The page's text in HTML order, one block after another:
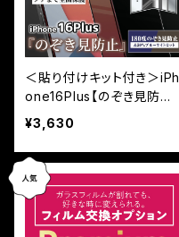
＜貼り付けキット付き＞iPh
one16Plus【のぞき見防止
＆ブルーライトカット】3カ月
保証付き『ガラスフィルム
鎧』全面フルカバー（黒フチ
タイプ）
¥3,630